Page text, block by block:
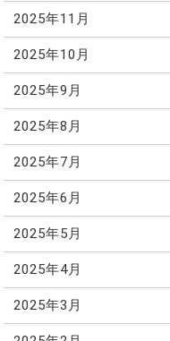
2025年11月
2025年10月
2025年9月
2025年8月
2025年7月
2025年6月
2025年5月
2025年4月
2025年3月